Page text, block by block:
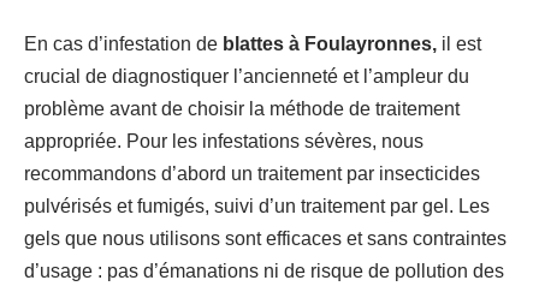
En cas d’infestation de blattes à Foulayronnes, il est
crucial de diagnostiquer l’ancienneté et l’ampleur du
problème avant de choisir la méthode de traitement
appropriée. Pour les infestations sévères, nous
recommandons d’abord un traitement par insecticides
pulvérisés et fumigés, suivi d’un traitement par gel. Les
gels que nous utilisons sont efficaces et sans contraintes
d’usage : pas d’émanations ni de risque de pollution des